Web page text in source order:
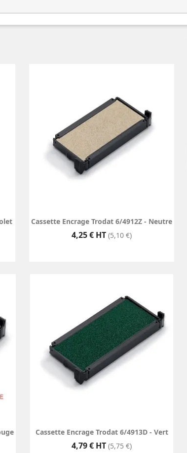
Cassette Encrage Trodat 6/4912Z - Neutre
Prix
4,25 € HT (5,10 €)
Cassette Encrage Trodat 6/4913D - Vert
Prix
4,79 € HT (5,75 €)